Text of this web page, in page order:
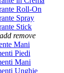
Roll-On
Spray
Stick
add remove
Mani
Piedi
Mani
Unghie